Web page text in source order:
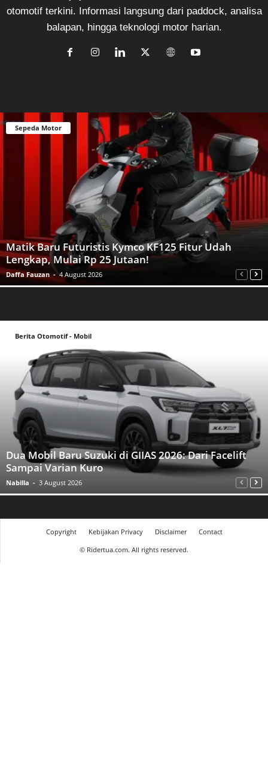
otomotif terkini. Informasi langsung dari paddock, analisa
balapan, hingga teknologi motor harian.
Sepeda Motor
Matik Baru Futuristis Kymco KF125 Fitur Udah
Lengkap, Mulai Rp 25 Jutaan!
Daffa Fauzan - 4 August 2026
Berita Otomotif - Mobil
Dua Mobil Baru Suzuki di GIIAS 2026: Dari Facelift
Sampai Varian Kuro
Nabilla - 3 August 2026
Copyright Kebijakan Privacy Disclaimer
Contact
© Ridertua.com. All rights reserved.